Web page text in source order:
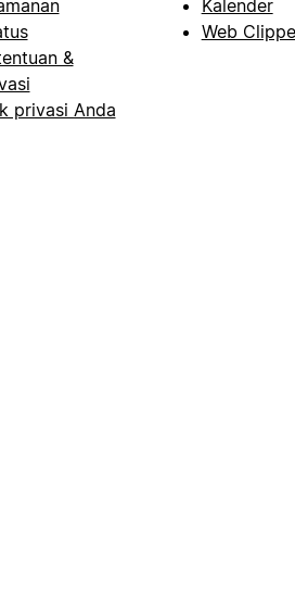
&
privasi Anda
Kalender
Web